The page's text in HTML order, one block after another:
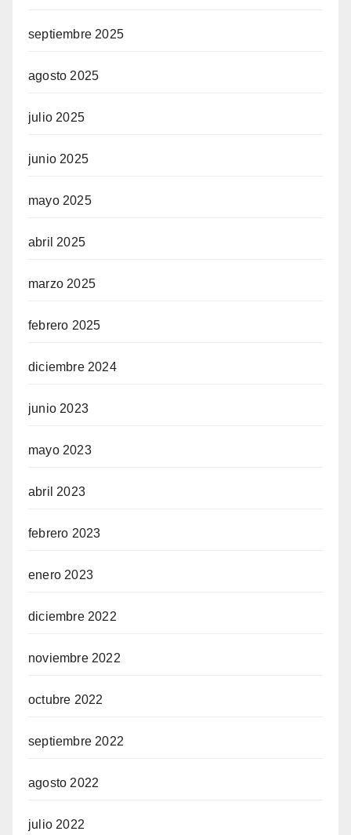
septiembre 2025
agosto 2025
julio 2025
junio 2025
mayo 2025
abril 2025
marzo 2025
febrero 2025
diciembre 2024
junio 2023
mayo 2023
abril 2023
febrero 2023
enero 2023
diciembre 2022
noviembre 2022
octubre 2022
septiembre 2022
agosto 2022
julio 2022